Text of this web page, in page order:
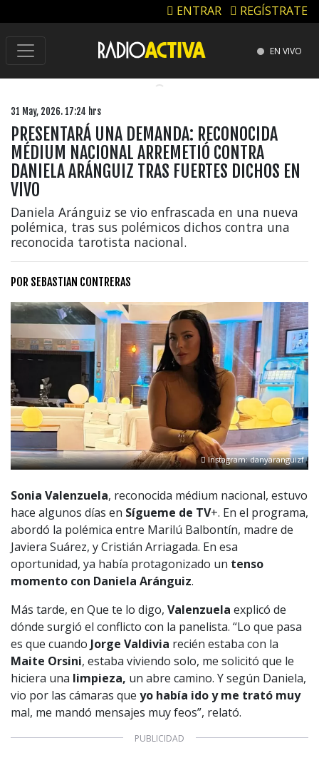
ENTRAR REGÍSTRATE
EN VIVO
31 May, 2026. 17:24 hrs
PRESENTARÁ UNA DEMANDA: RECONOCIDA
MÉDIUM NACIONAL ARREMETIÓ CONTRA
DANIELA ARÁNGUIZ TRAS FUERTES DICHOS EN
VIVO
Daniela Aránguiz se vio enfrascada en una nueva
polémica, tras sus polémicos dichos contra una
reconocida tarotista nacional.
POR SEBASTIAN CONTRERAS
Instagram: danyaranguizf
Sonia Valenzuela, reconocida médium nacional, estuvo
hace algunos días en Sígueme de TV+. En el programa,
abordó la polémica entre Marilú Balbontín, madre de
Javiera Suárez, y Cristián Arriagada. En esa
oportunidad, ya había protagonizado un tenso
momento con Daniela Aránguiz.
Más tarde, en Que te lo digo, Valenzuela explicó de
dónde surgió el conflicto con la panelista. “Lo que pasa
es que cuando Jorge Valdivia recién estaba con la
Maite Orsini, estaba viviendo solo, me solicitó que le
hiciera una limpieza, un abre camino. Y según Daniela,
vio por las cámaras que yo había ido y me trató muy
mal, me mandó mensajes muy feos”, relató.